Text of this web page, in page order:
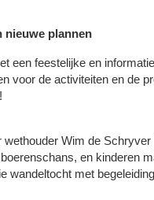
nieuwe plannen
een feestelijke en
voor de activiteiten en de
Wim de
en kinderen
met